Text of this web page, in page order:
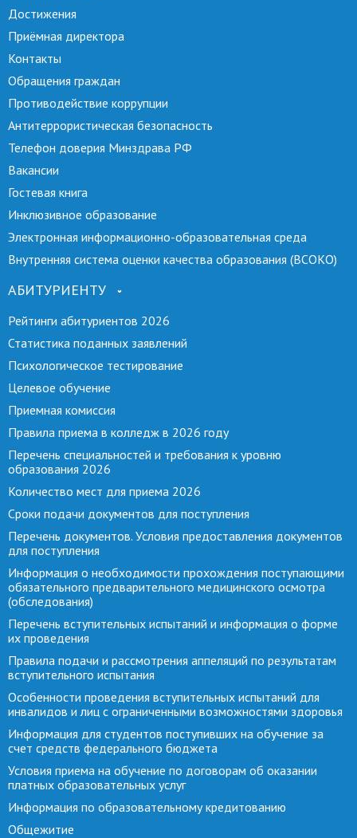
Достижения
Приёмная директора
Контакты
Обращения граждан
Противодействие коррупции
Антитеррористическая безопасность
Телефон доверия Минздрава РФ
Вакансии
Гостевая книга
Инклюзивное образование
Электронная информационно-образовательная среда
Внутренняя система оценки качества образования (ВСОКО)
АБИТУРИЕНТУ
Рейтинги абитуриентов 2026
Статистика поданных заявлений
Психологическое тестирование
Целевое обучение
Приемная комиссия
Правила приема в колледж в 2026 году
Перечень специальностей и требования к уровню
образования 2026
Количество мест для приема 2026
Сроки подачи документов для поступления
Перечень документов. Условия предоставления документов
для поступления
Информация о необходимости прохождения поступающими
обязательного предварительного медицинского осмотра
(обследования)
Перечень вступительных испытаний и информация о форме
их проведения
Правила подачи и рассмотрения аппеляций по результатам
вступительного испытания
Особенности проведения вступительных испытаний для
инвалидов и лиц с ограниченными возможностями здоровья
Информация для студентов поступивших на обучение за
счет средств федерального бюджета
Условия приема на обучение по договорам об оказании
платных образовательных услуг
Информация по образовательному кредитованию
Общежитие